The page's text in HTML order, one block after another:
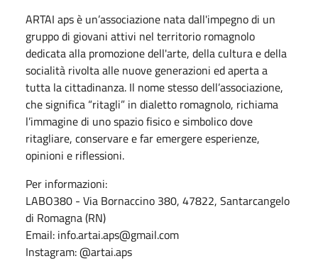
ARTAI aps è un’associazione nata dall'impegno di un
gruppo di giovani attivi nel territorio romagnolo
dedicata alla promozione dell'arte, della cultura e della
socialità rivolta alle nuove generazioni ed aperta a
tutta la cittadinanza. Il nome stesso dell’associazione,
che significa “ritagli” in dialetto romagnolo, richiama
l’immagine di uno spazio fisico e simbolico dove
ritagliare, conservare e far emergere esperienze,
opinioni e riflessioni.
Per informazioni:
LABO380 - Via Bornaccino 380, 47822, Santarcangelo
di Romagna (RN)
Email: info.artai.aps@gmail.com
Instagram: @artai.aps